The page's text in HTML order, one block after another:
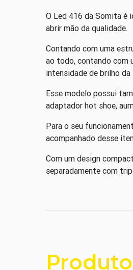
O Led 416 da Somita é
abrir mão da qualidade.
Contando com uma
ao todo, contando com
intensidade de brilho da
Esse modelo possui
adaptador hot shoe,
Para o seu
acompanhado desse
Com um design
separadamente com